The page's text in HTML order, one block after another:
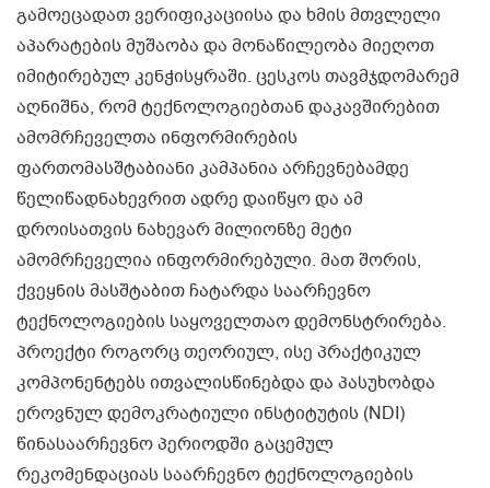
გამოეცადათ ვერიფიკაციისა და ხმის მთვლელი
აპარატების მუშაობა და მონაწილეობა მიეღოთ
იმიტირებულ კენჭისყრაში. ცესკოს თავმჯდომარემ
აღნიშნა, რომ ტექნოლოგიებთან დაკავშირებით
ამომრჩეველთა ინფორმირების
ფართომასშტაბიანი კამპანია არჩევნებამდე
წელიწადნახევრით ადრე დაიწყო და ამ
დროისათვის ნახევარ მილიონზე მეტი
ამომრჩეველია ინფორმირებული. მათ შორის,
ქვეყნის მასშტაბით ჩატარდა საარჩევნო
ტექნოლოგიების საყოველთაო დემონსტრირება.
პროექტი როგორც თეორიულ, ისე პრაქტიკულ
კომპონენტებს ითვალისწინებდა და პასუხობდა
ეროვნულ დემოკრატიული ინსტიტუტის (NDI)
წინასაარჩევნო პერიოდში გაცემულ
რეკომენდაციას საარჩევნო ტექნოლოგიების